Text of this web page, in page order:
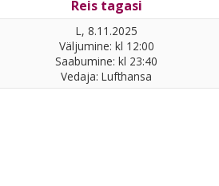
Reis tagasi
L, 8.11.2025
Väljumine: kl 12:00
Saabumine: kl 23:40
Vedaja: Lufthansa